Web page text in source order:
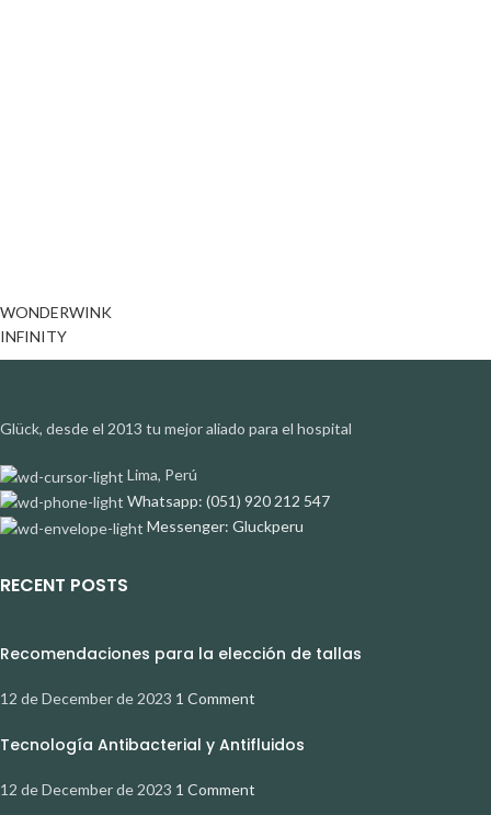
WONDERWINK
INFINITY
Glück, desde el 2013 tu mejor aliado para el hospital
Lima, Perú
Whatsapp: (051) 920 212 547
Messenger: Gluckperu
RECENT POSTS
Recomendaciones para la elección de tallas
12 de December de 2023 1 Comment
Tecnología Antibacterial y Antifluidos
12 de December de 2023 1 Comment